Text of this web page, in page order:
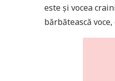
este și vocea
bărbătească